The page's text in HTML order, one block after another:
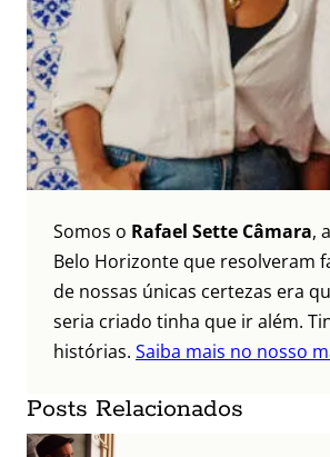
Somos o Rafael Sette Câmara, a
Belo Horizonte que resolveram
de nossas únicas certezas era
seria criado tinha que ir além.
histórias. Saiba mais no nosso
Posts Relacionados